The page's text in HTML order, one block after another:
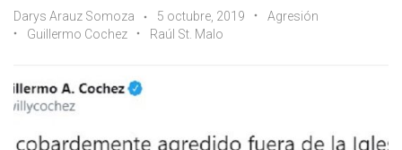
Darys Arauz Somoza 5 octubre, 2019
Agresión
Guillermo Cochez
Raúl St. Malo